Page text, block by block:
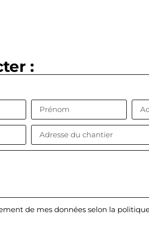
:
de mes données selon la